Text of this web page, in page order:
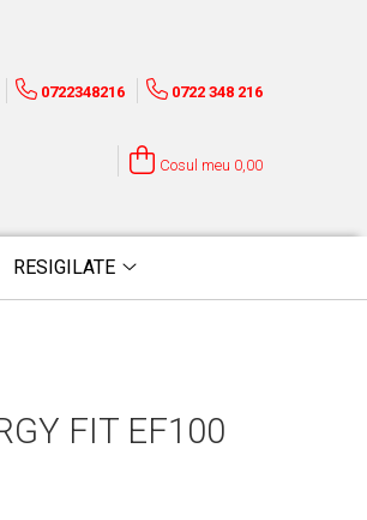
0722348216 0722 348 216
Cosul meu 0,00
RESIGILATE
FIT EF100